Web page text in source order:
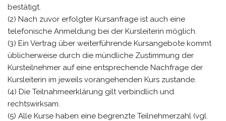
bestätigt.
(2) Nach zuvor erfolgter Kursanfrage ist auch eine
telefonische Anmeldung bei der Kursleiterin möglich.
(3) Ein Vertrag über weiterführende Kursangebote kommt
üblicherweise durch die mündliche Zustimmung der
Kursteilnehmer auf eine entsprechende Nachfrage der
Kursleiterin im jeweils vorangehenden Kurs zustande.
(4) Die Teilnahmeerklärung gilt verbindlich und
rechtswirksam.
(5) Alle Kurse haben eine begrenzte Teilnehmerzahl (vgl.